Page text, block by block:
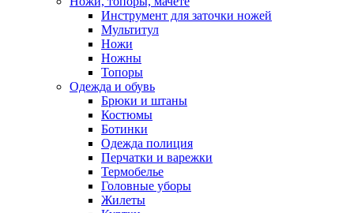
Инструмент для заточки ножей
Мультитул
Ножи
Ножны
Топоры
Одежда и обувь
Брюки и штаны
Костюмы
Ботинки
Одежда полиция
Перчатки и варежки
Термобелье
Головные уборы
Жилеты